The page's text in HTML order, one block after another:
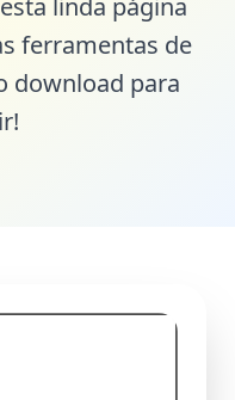
linda página
ferramentas de
download para